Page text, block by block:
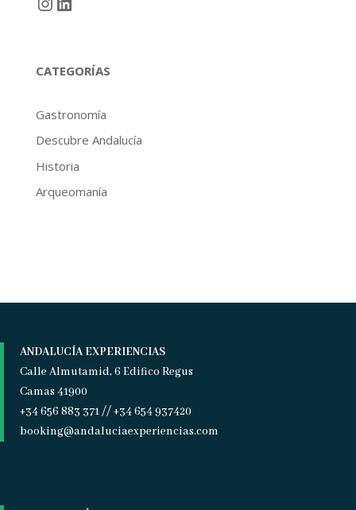
CATEGORÍAS
Gastronomía
Descubre Andalucía
Historia
Arqueomanía
ANDALUCÍA EXPERIENCIAS
Calle Almutamid, 6 Edifico Regus
Camas 41900
+34 656 883 371 // +34 654 937420
booking@andaluciaexperiencias.com